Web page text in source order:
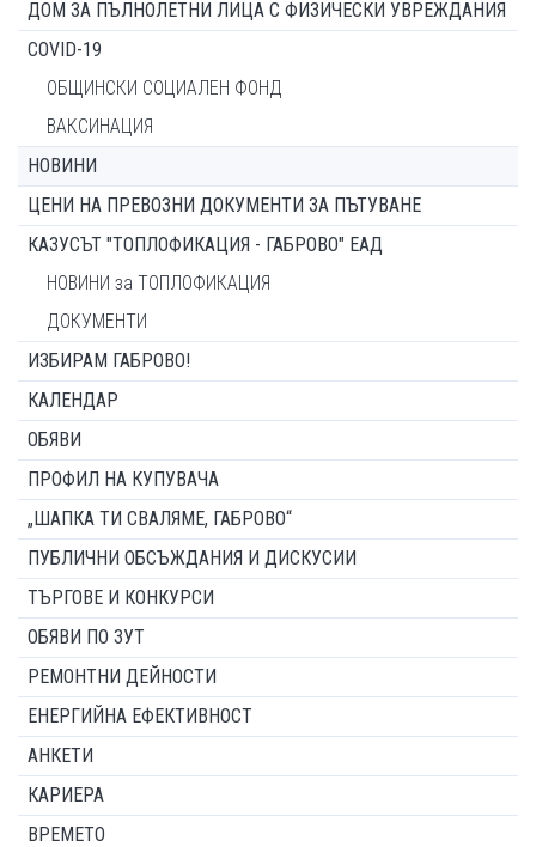
ДОМ ЗА ПЪЛНОЛЕТНИ ЛИЦА С ФИЗИЧЕСКИ УВРЕЖДАНИЯ
COVID-19
ОБЩИНСКИ СОЦИАЛЕН ФОНД
ВАКСИНАЦИЯ
НОВИНИ
ЦЕНИ НА ПРЕВОЗНИ ДОКУМЕНТИ ЗА ПЪТУВАНЕ
КАЗУСЪТ "ТОПЛОФИКАЦИЯ - ГАБРОВО" ЕАД
НОВИНИ за ТОПЛОФИКАЦИЯ
ДОКУМЕНТИ
ИЗБИРАМ ГАБРОВО!
КАЛЕНДАР
ОБЯВИ
ПРОФИЛ НА КУПУВАЧА
„ШАПКА ТИ СВАЛЯМЕ, ГАБРОВО“
ПУБЛИЧНИ ОБСЪЖДАНИЯ И ДИСКУСИИ
ТЪРГОВЕ И КОНКУРСИ
ОБЯВИ ПО ЗУТ
РЕМОНТНИ ДЕЙНОСТИ
ЕНЕРГИЙНА ЕФЕКТИВНОСТ
АНКЕТИ
КАРИЕРА
ВРЕМЕТО